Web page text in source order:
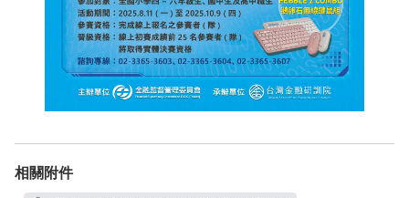
相關附件